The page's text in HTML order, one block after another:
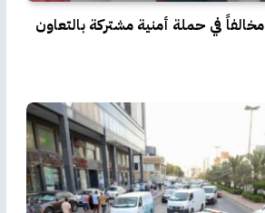
الداخلية: ضبط 56 مخالفاً في حملة أمنية مشتركة بالتعاون